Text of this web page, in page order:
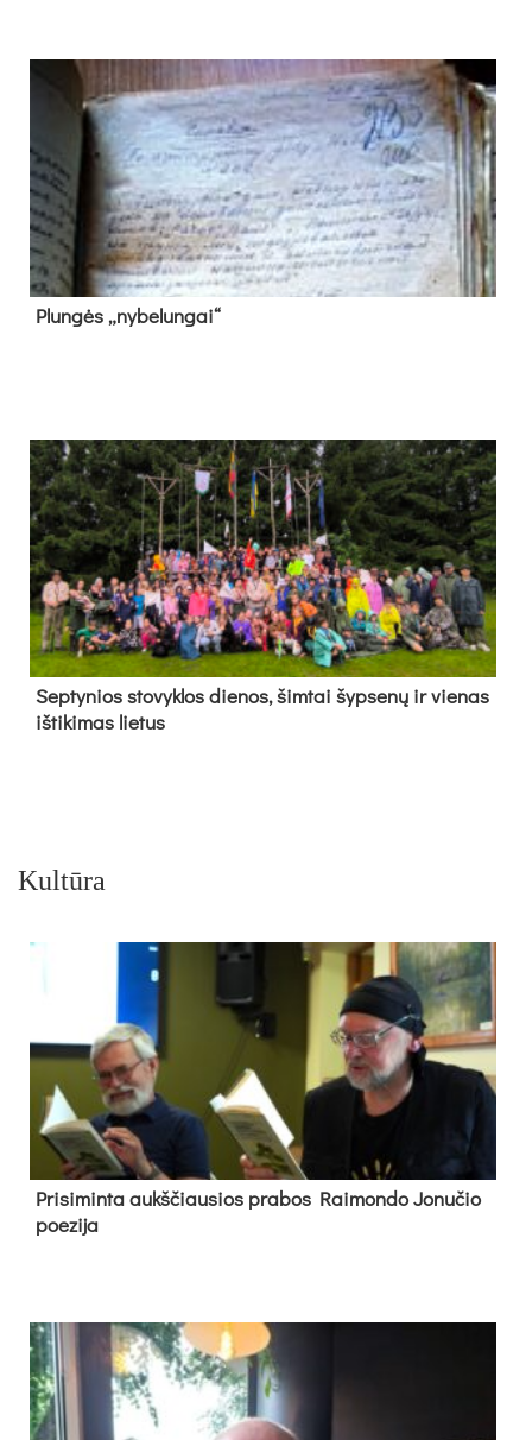
Plun­gės „ny­be­lun­gai“
Sep­ty­nios sto­vyk­los die­nos, šim­tai šyp­se­nų ir vie­nas
iš­ti­ki­mas lie­tus
Kultūra
Pri­si­min­ta aukš­čiau­sios pra­bos Rai­mon­do Jo­nu­čio
poe­zi­ja